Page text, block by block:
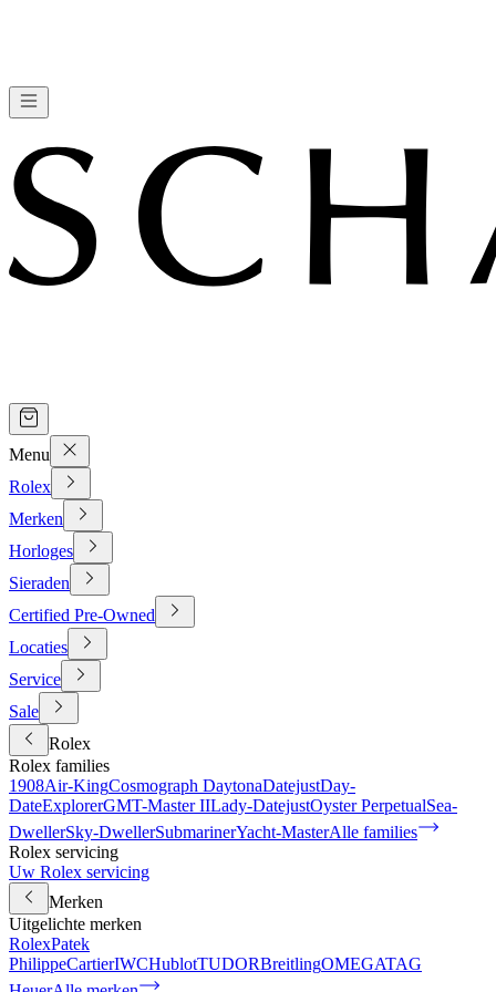
Menu
Rolex
Merken
Horloges
Sieraden
Certified Pre-Owned
Locaties
Service
Sale
Rolex
Rolex families
1908Air-KingCosmograph DaytonaDatejustDay-
DateExplorerGMT-Master IILady-DatejustOyster PerpetualSea-
DwellerSky-DwellerSubmarinerYacht-MasterAlle families
Rolex servicing
Uw Rolex servicing
Merken
Uitgelichte merken
RolexPatek
PhilippeCartierIWCHublotTUDORBreitlingOMEGATAG